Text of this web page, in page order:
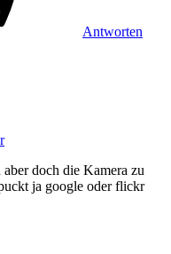
Antworten
doch die Kamera zu
ja google oder flickr